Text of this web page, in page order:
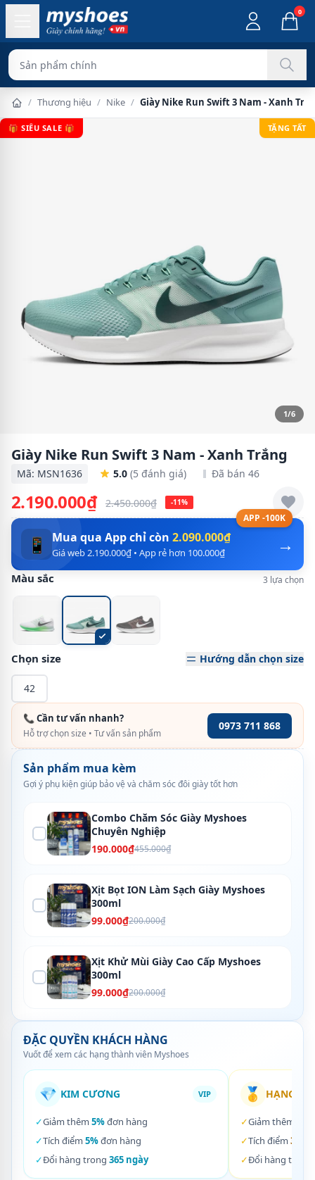
0
Sản phẩm chính hãng 100%
/ Thương hiệu / Nike / Giày Nike Run Swift 3 Nam - Xanh
🎁 SIÊU SALE 🎁 TẶNG TẤT
1/6
Giày Nike Run Swift 3 Nam - Xanh Trắng
Mã: MSN1636 5.0 (5 đánh giá) Đã bán 46
2.190.000₫ 2.450.000₫ -11%
APP -100K
→
📱 Mua qua App chỉ còn 2.090.000₫
Giá web 2.190.000₫ • App rẻ hơn 100.000₫
Màu sắc 3 lựa chọn
Chọn size Hướng dẫn chọn size
42
📞 Cần tư vấn nhanh?
Hỗ trợ chọn size • Tư vấn sản phẩm
0973 711 868
Sản phẩm mua kèm
Gợi ý phụ kiện giúp bảo vệ và chăm sóc đôi giày tốt hơn
Combo Chăm Sóc Giày Myshoes
Chuyên Nghiệp
190.000₫455.000₫
Xịt Bọt ION Làm Sạch Giày Myshoes
300ml
99.000₫200.000₫
Xịt Khử Mùi Giày Cao Cấp Myshoes
300ml
99.000₫200.000₫
ĐẶC QUYỀN KHÁCH HÀNG
Vuốt để xem các hạng thành viên Myshoes
💎 KIM CƯƠNG VIP
✓Giảm thêm 5%đơn hàng
✓Tích điểm 5%đơn hàng
✓Đổi hàng trong 365 ngày
🥇 HẠNG
✓Giảm thêm
✓Tích điểm 3%
✓Đổi hàng trong